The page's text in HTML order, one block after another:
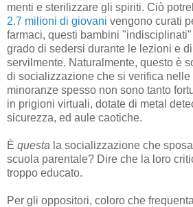
menti e sterilizzare gli spiriti. Ciò
2.7 milioni di giovani vengono curati
farmaci, questi bambini
grado di sedersi durante le lezioni e
servilmente. Naturalmente, questo è
di socializzazione che si verifica nelle
minoranze spesso non sono tanto
in prigioni virtuali, dotate di metal
sicurezza, ed aule caotiche.
È questa la socializzazione che
scuola parentale? Dire che la loro
troppo educato.
Per gli oppositori, coloro che